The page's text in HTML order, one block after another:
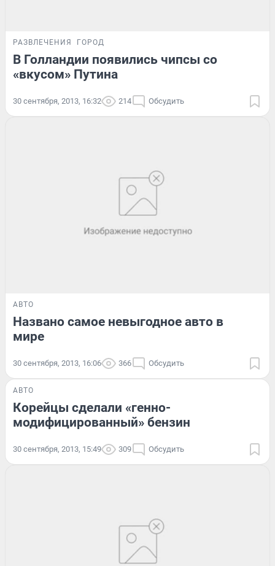
РАЗВЛЕЧЕНИЯ ГОРОД
В Голландии появились чипсы со
«вкусом» Путина
30 сентября, 2013, 16:32 214 Обсудить
АВТО
Названо самое невыгодное авто в
мире
30 сентября, 2013, 16:06 366 Обсудить
АВТО
Корейцы сделали «генно-
модифицированный» бензин
30 сентября, 2013, 15:49 309 Обсудить